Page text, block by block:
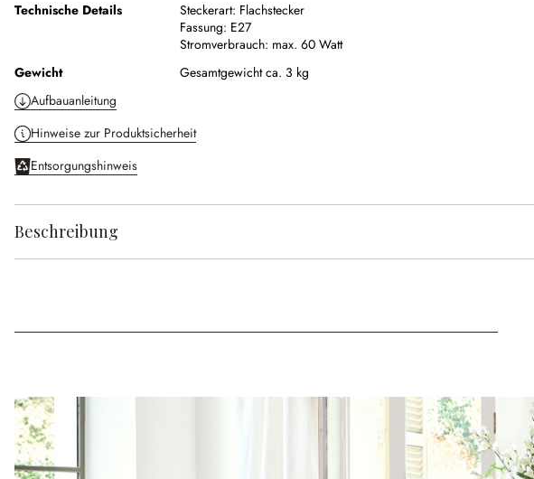
Technische Details
Steckerart: Flachstecker
Fassung: E27
Stromverbrauch: max. 60 Watt
Gewicht
Gesamtgewicht ca. 3 kg
Aufbauanleitung
Hinweise zur Produktsicherheit
Entsorgungshinweis
Beschreibung